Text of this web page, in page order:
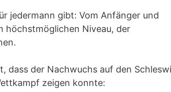
jedermann gibt: Vom Anfänger und
höchstmöglichen Niveau, der
dass der Nachwuchs auf den
zeigen konnte: